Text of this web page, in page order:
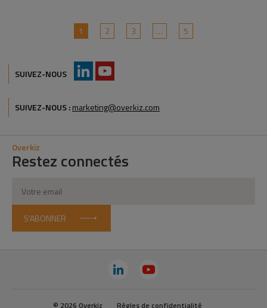
1 2 3 … 5
SUIVEZ-NOUS
SUIVEZ-NOUS :marketing@overkiz.com
Overkiz
Restez connectés
S'ABONNER
© 2026 Overkiz Règles de confidentialité